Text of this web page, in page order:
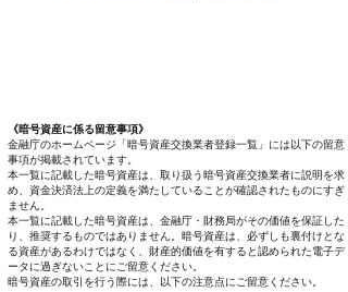
《暗号資産に係る留意事項》
金融庁のホームページ「暗号資産交換業者登録一覧」には以下の留意
事項が掲載されています。
本一覧に記載した暗号資産は、取り扱う暗号資産交換業者に説明を求
め、資金決済法上の定義を満たしていることが確認されたものにすぎ
ません。
本一覧に記載した暗号資産は、金融庁・財務局がその価値を保証した
り、推奨するものではありません。暗号資産は、必ずしも裏付けとな
る資産があるわけではなく、財産的価値を有すると認められた電子デ
ータに過ぎないことにご留意ください。
暗号資産の取引を行う際には、以下の注意点にご留意ください。